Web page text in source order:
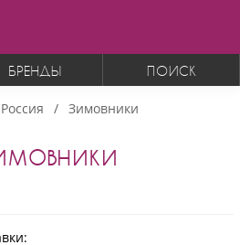
БРЕНДЫ ПОИСК
Россия Зимовники